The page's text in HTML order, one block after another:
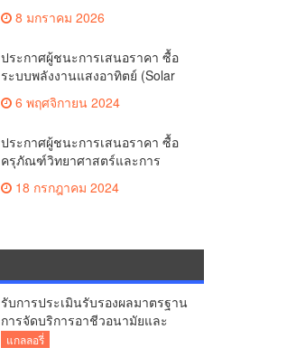
ปีงบประมาณ พ.ศ. 2569 ถึง
8 มกราคม 2026
ประกาศผู้ชนะการเสนอราคา ซื้อ
ระบบพลังงานแสงอาทิตย์ (Solar
6 พฤศจิกายน 2024
ประกาศผู้ชนะการเสนอราคา ซื้อ
ครุภัณฑ์วิทยาศาสตร์และการ
18 กรกฎาคม 2024
รับการประเมินรับรองผลมาตรฐาน
การจัดบริการอาชีวอนามัยและ
เวชกรรมสิ่งแวดล้อม
แกลลอรี่